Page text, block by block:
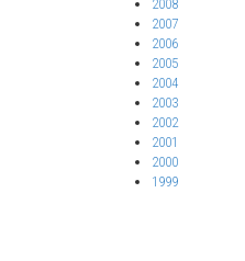
2008
2007
2006
2005
2004
2003
2002
2001
2000
1999